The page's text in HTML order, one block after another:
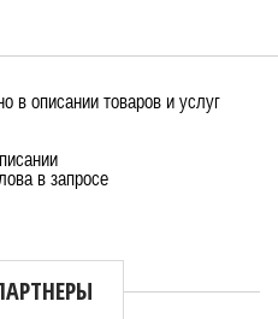
в описании товаров и услуг
в запросе